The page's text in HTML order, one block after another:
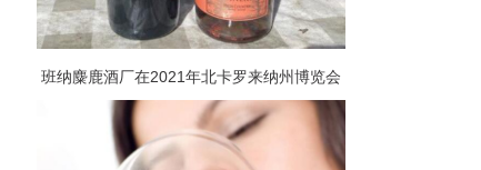
班纳麋鹿酒厂在2021年北卡罗来纳州博览会
上获得两枚银牌